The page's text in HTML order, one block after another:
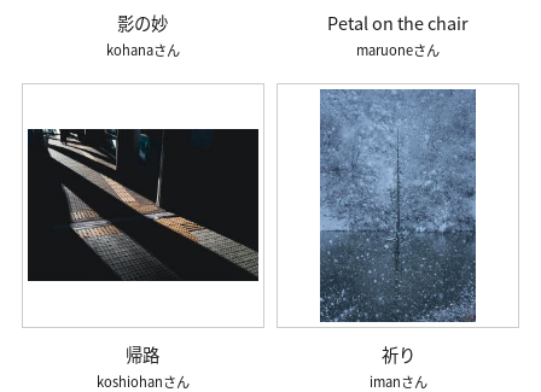
影の妙
kohana
Petal on the chair
maruone
帰路
koshiohan
祈り
iman